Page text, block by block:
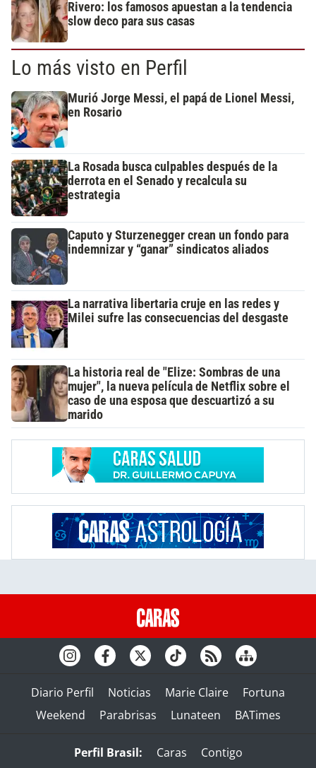
Rivero: los famosos apuestan a la tendencia
slow deco para sus casas
Lo más visto en Perfil
Murió Jorge Messi, el papá de Lionel Messi,
en Rosario
La Rosada busca culpables después de la
derrota en el Senado y recalcula su
estrategia
Caputo y Sturzenegger crean un fondo para
indemnizar y “ganar” sindicatos aliados
La narrativa libertaria cruje en las redes y
Milei sufre las consecuencias del desgaste
La historia real de "Elize: Sombras de una
mujer", la nueva película de Netflix sobre el
caso de una esposa que descuartizó a su
marido
Diario Perfil Noticias Marie Claire
Fortuna
Weekend
Parabrisas Lunateen BATimes
Perfil Brasil: Caras
Contigo